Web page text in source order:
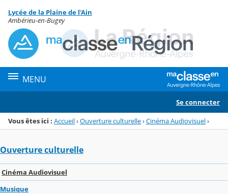
Menu de la rubrique
Contenu
Lycée de la Plaine de l'Ain
Ambérieu-en-Bugey
MENU
Se connecter
Vous êtes ici : Accueil›Ouverture culturelle›Cinéma Audiovisuel›
Ouverture culturelle
Cinéma Audiovisuel
Musique